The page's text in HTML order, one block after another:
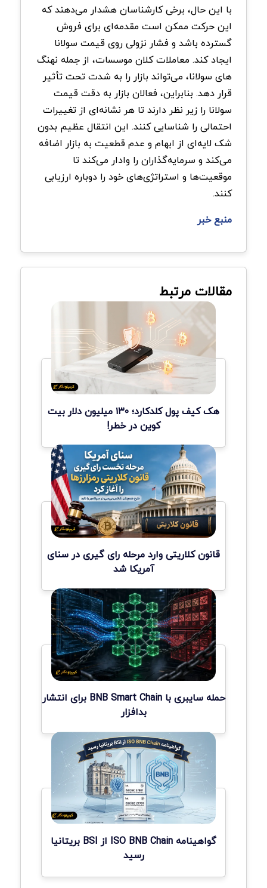
با این حال، برخی کارشناسان هشدار می‌دهند که
این حرکت ممکن است مقدمه‌ای برای فروش
گسترده باشد و فشار نزولی روی قیمت سولانا
ایجاد کند. معاملات کلان موسسات، از جمله نهنگ
های سولانا، می‌تواند بازار را به شدت تحت تأثیر
قرار دهد. بنابراین، فعالان بازار به دقت قیمت
سولانا را زیر نظر دارند تا هر نشانه‌ای از تغییرات
احتمالی را شناسایی کنند. این انتقال عظیم بدون
شک لایه‌ای از ابهام و عدم قطعیت به بازار اضافه
می‌کند و سرمایه‌گذاران را وادار می‌کند تا
موقعیت‌ها و استراتژی‌های خود را دوباره ارزیابی
کنند.
منبع خبر
مقالات مرتبط
هک کیف پول کلدکارد؛ ۱۳۰ میلیون دلار بیت
کوین در خطر!
قانون کلاریتی وارد مرحله رای گیری در سنای
آمریکا شد
حمله سایبری با BNB Smart Chain برای انتشار
بدافزار
گواهینامه ISO BNB Chain از BSI بریتانیا
رسید